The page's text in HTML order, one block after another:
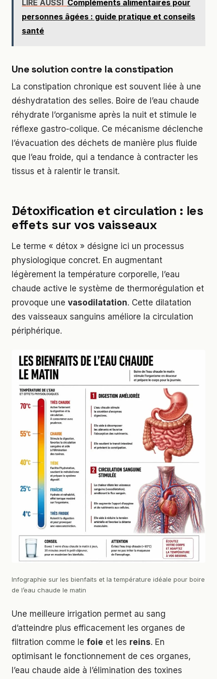
LIRE AUSSI
Compléments alimentaires pour
personnes âgées : guide pratique et conseils
santé
Une solution contre la constipation
La constipation chronique est souvent liée à une
déshydratation des selles. Boire de l’eau chaude
réhydrate l’organisme après la nuit et stimule le
réflexe gastro-colique. Ce mécanisme déclenche
l’évacuation des déchets de manière plus fluide
que l’eau froide, qui a tendance à contracter les
tissus et à ralentir le transit.
Détoxification et circulation : les
effets sur vos vaisseaux
Le terme « détox » désigne ici un processus
physiologique concret. En augmentant
légèrement la température corporelle, l’eau
chaude active le système de thermorégulation et
provoque une vasodilatation. Cette dilatation
des vaisseaux sanguins améliore la circulation
périphérique.
Infographie sur les bienfaits et la température idéale pour boire
de l’eau chaude le matin
Une meilleure irrigation permet au sang
d’atteindre plus efficacement les organes de
filtration comme le foie et les reins. En
optimisant le fonctionnement de ces organes,
l’eau chaude aide à l’élimination des toxines